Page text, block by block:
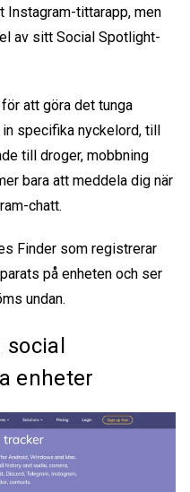
Instagram-tittarapp, men
av sitt Social Spotlight-
att göra det tunga
specifika nyckelord, till
till droger, mobbning
bara att meddela dig när
chatt.
Finder som registrerar
på enheten och ser
undan.
social
enheter